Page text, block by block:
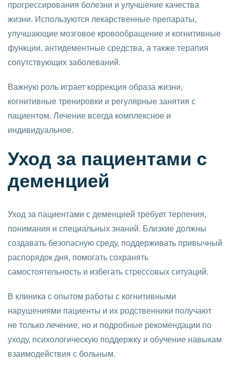
прогрессирования болезни и улучшение качества
жизни. Используются лекарственные препараты,
улучшающие мозговое кровообращение и когнитивные
функции, антидементные средства, а также терапия
сопутствующих заболеваний.
Важную роль играет коррекция образа жизни,
когнитивные тренировки и регулярные занятия с
пациентом. Лечение всегда комплексное и
индивидуальное.
Уход за пациентами с
деменцией
Уход за пациентами с деменцией требует терпения,
понимания и специальных знаний. Близкие должны
создавать безопасную среду, поддерживать привычный
распорядок дня, помогать сохранять
самостоятельность и избегать стрессовых ситуаций.
В клиника с опытом работы с когнитивными
нарушениями пациенты и их родственники получают
не только лечение, но и подробные рекомендации по
уходу, психологическую поддержку и обучение навыкам
взаимодействия с больным.